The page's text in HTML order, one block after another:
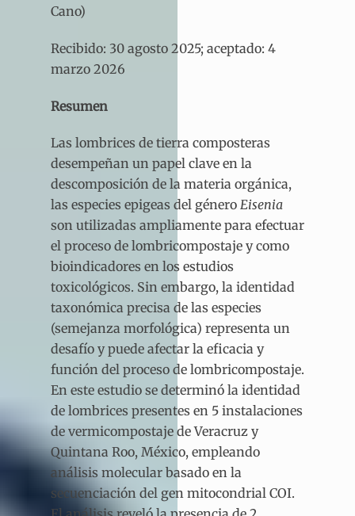
Cano)
Recibido: 30 agosto 2025; aceptado: 4
marzo 2026
Resumen
Las lombrices de tierra composteras
desempeñan un papel clave en la
descomposición de la materia orgánica,
las especies epigeas del género Eisenia
son utilizadas ampliamente para efectuar
el proceso de lombricompostaje y como
bioindicadores en los estudios
toxicológicos. Sin embargo, la identidad
taxonómica precisa de las especies
(semejanza morfológica) representa un
desafío y puede afectar la eficacia y
función del proceso de lombricompostaje.
En este estudio se determinó la identidad
de lombrices presentes en 5 instalaciones
de vermicompostaje de Veracruz y
Quintana Roo, México, empleando
análisis molecular basado en la
secuenciación del gen mitocondrial COI.